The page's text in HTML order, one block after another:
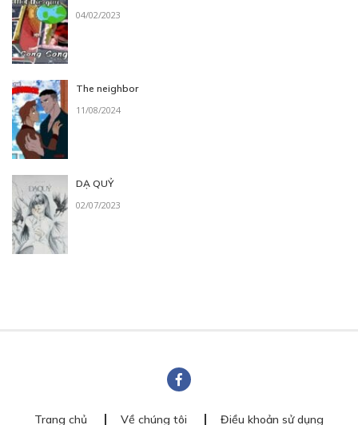
04/02/2023
The neighbor
11/08/2024
DẠ QUỶ
02/07/2023
Trang chủ Về chúng tôi Điều khoản sử dụng